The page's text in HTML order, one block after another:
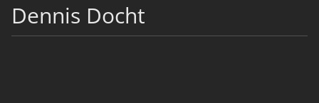
Dennis Docht